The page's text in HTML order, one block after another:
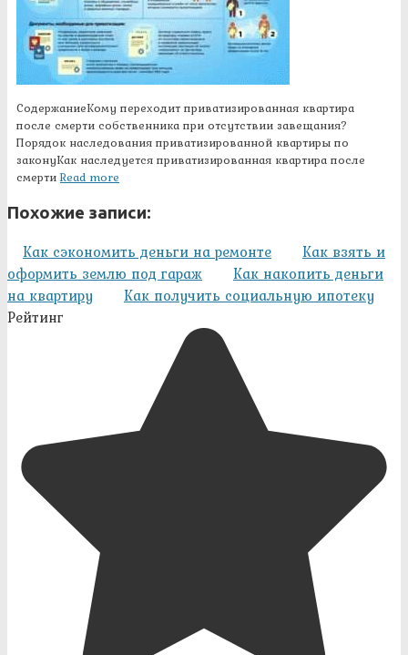
СодержаниеКому переходит приватизированная квартира
после смерти собственника при отсутствии завещания?
Порядок наследования приватизированной квартиры по
законуКак наследуется приватизированная квартира после
смертиRead more
Похожие записи:
Как сэкономить деньги на ремонте
Как взять и
оформить землю под гараж
Как накопить деньги
на квартиру
Как получить социальную ипотеку
Рейтинг